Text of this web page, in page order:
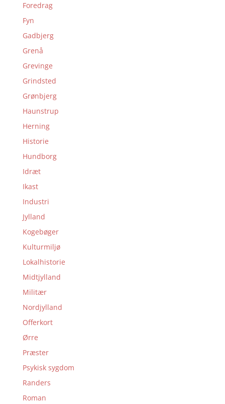
Foredrag
Fyn
Gadbjerg
Grenå
Grevinge
Grindsted
Grønbjerg
Haunstrup
Herning
Historie
Hundborg
Idræt
Ikast
Industri
Jylland
Kogebøger
Kulturmiljø
Lokalhistorie
Midtjylland
Militær
Nordjylland
Offerkort
Ørre
Præster
Psykisk sygdom
Randers
Roman